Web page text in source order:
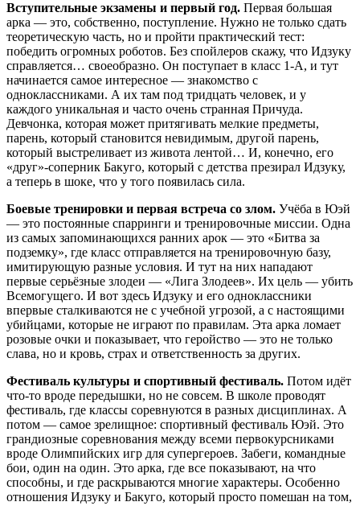
Вступительные экзамены и первый год. Первая большая
арка — это, собственно, поступление. Нужно не только сдать
теоретическую часть, но и пройти практический тест:
победить огромных роботов. Без спойлеров скажу, что Идзуку
справляется… своеобразно. Он поступает в класс 1-А, и тут
начинается самое интересное — знакомство с
одноклассниками. А их там под тридцать человек, и у
каждого уникальная и часто очень странная Причуда.
Девчонка, которая может притягивать мелкие предметы,
парень, который становится невидимым, другой парень,
который выстреливает из живота лентой… И, конечно, его
«друг»-соперник Бакуго, который с детства презирал Идзуку,
а теперь в шоке, что у того появилась сила.
Боевые тренировки и первая встреча со злом. Учёба в Юэй
— это постоянные спарринги и тренировочные миссии. Одна
из самых запоминающихся ранних арок — это «Битва за
подземку», где класс отправляется на тренировочную базу,
имитирующую разные условия. И тут на них нападают
первые серьёзные злодеи — «Лига Злодеев». Их цель — убить
Всемогущего. И вот здесь Идзуку и его одноклассники
впервые сталкиваются не с учебной угрозой, а с настоящими
убийцами, которые не играют по правилам. Эта арка ломает
розовые очки и показывает, что геройство — это не только
слава, но и кровь, страх и ответственность за других.
Фестиваль культуры и спортивный фестиваль. Потом идёт
что-то вроде передышки, но не совсем. В школе проводят
фестиваль, где классы соревнуются в разных дисциплинах. А
потом — самое зрелищное: спортивный фестиваль Юэй. Это
грандиозные соревнования между всеми первокурсниками
вроде Олимпийских игр для супергероев. Забеги, командные
бои, один на один. Это арка, где все показывают, на что
способны, и где раскрываются многие характеры. Особенно
отношения Идзуку и Бакуго, который просто помешан на том,